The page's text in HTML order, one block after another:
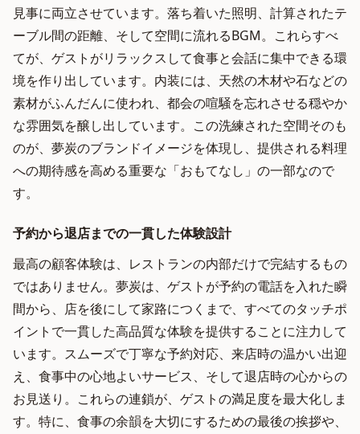
見事に両立させています。落ち着いた照明、計算されたテ
ーブル間の距離、そして空間に流れるBGM。これらすべ
てが、ゲストがリラックスして食事と会話に集中できる環
境を作り出しています。内装には、天然の木材や石などの
素材がふんだんに使われ、都会の喧騒を忘れさせる穏やか
な雰囲気を醸し出しています。この洗練された空間そのも
のが、夢炭のブランドイメージを体現し、提供される料理
への期待感を高める重要な「おもてなし」の一部なので
す。
予約から退店までの一貫した体験設計
最高の顧客体験は、レストランの内部だけで完結するもの
ではありません。夢炭は、ゲストが予約の電話を入れた瞬
間から、店を後にして家路につくまで、すべてのタッチポ
イントで一貫した高品質な体験を提供することに注力して
います。スムーズで丁寧な予約対応、来店時の温かい出迎
え、食事中の心地よいサービス、そして退店時の心からの
お見送り。これらの連鎖が、ゲストの満足度を最大化しま
す。特に、食事の余韻を大切にするための最後の挨拶や、